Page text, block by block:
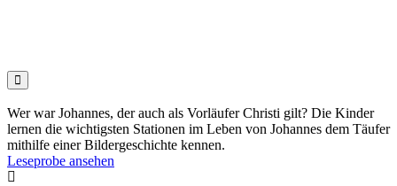

Wer war Johannes, der auch als Vorläufer Christi gilt? Die Kinder
lernen die wichtigsten Stationen im Leben von Johannes dem Täufer
mithilfe einer Bildergeschichte kennen.
Leseprobe ansehen
